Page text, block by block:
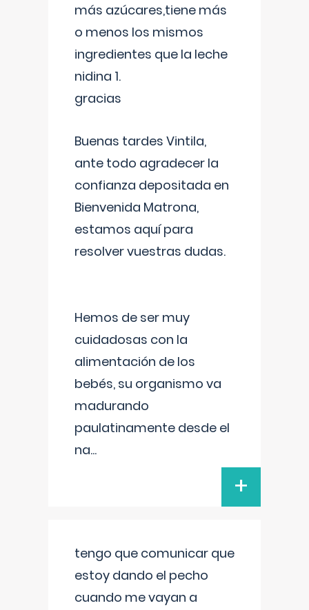
más azúcares,tiene más
o menos los mismos
ingredientes que la leche
nidina 1.
gracias
Buenas tardes Vintila,
ante todo agradecer la
confianza depositada en
Bienvenida Matrona,
estamos aquí para
resolver vuestras dudas.
Hemos de ser muy
cuidadosas con la
alimentación de los
bebés, su organismo va
madurando
paulatinamente desde el
na...
+
tengo que comunicar que
estoy dando el pecho
cuando me vayan a